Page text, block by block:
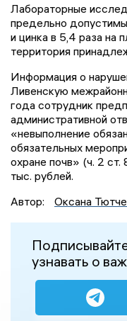
Лабораторные
предельно
и цинка в 5,4 раза на
территория
Информация о
Ливенскую
года сотрудник
административной
«невыполнение
обязательных
охране почв» (ч. 2
тыс. рублей.
Автор:
Оксана
узнавать о